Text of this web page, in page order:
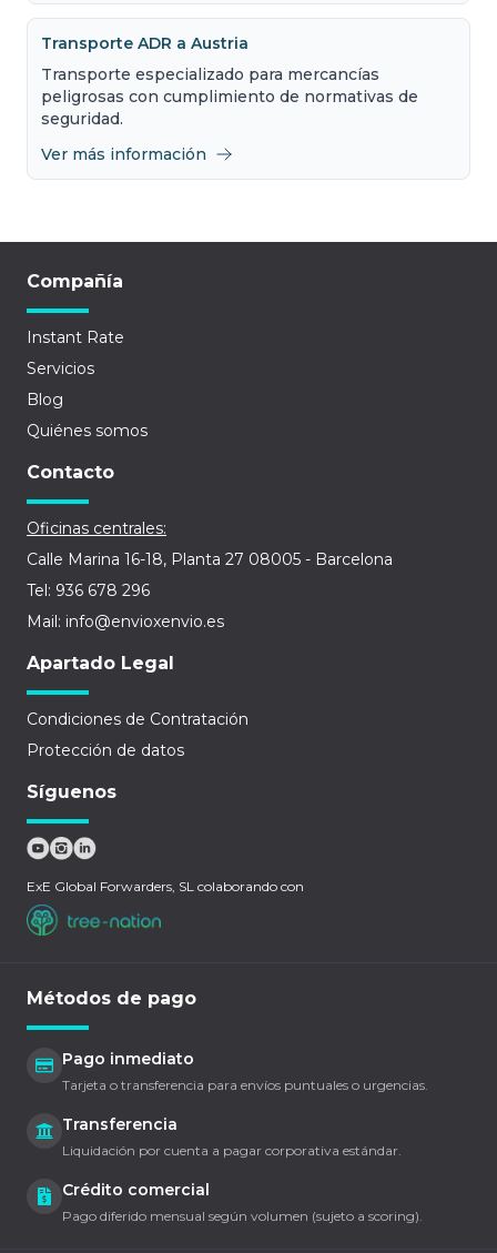
Transporte ADR a Austria
Transporte especializado para mercancías
peligrosas con cumplimiento de normativas de
seguridad.
Ver más información
Compañía
Instant Rate
Servicios
Blog
Quiénes somos
Contacto
Oficinas centrales:
Calle Marina 16-18, Planta 27 08005 - Barcelona
Tel: 936 678 296
Mail: info@envioxenvio.es
Apartado Legal
Condiciones de Contratación
Protección de datos
Síguenos
ExE Global Forwarders, SL colaborando con
Métodos de pago
Pago inmediato
Tarjeta o transferencia para envíos puntuales o urgencias.
Transferencia
Liquidación por cuenta a pagar corporativa estándar.
Crédito comercial
Pago diferido mensual según volumen (sujeto a scoring).